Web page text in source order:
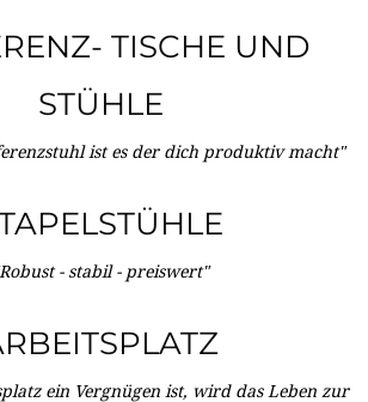
TISCHE UND
STÜHLE
ist es der dich produktiv macht"
- stabil - preiswert"
ein Vergnügen ist, wird das Leben zur